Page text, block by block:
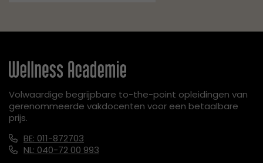
Volwaardige begrijpbare to-the-point opleidingen van
gerenommeerde vakdocenten voor een betaalbare
prijs.
BE: 011-872703
NL: 040-72 00 993